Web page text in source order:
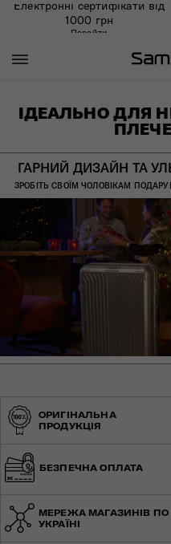
Електронні сертифікати від
1000 грн
Перейти
ІДЕАЛЬНО ДЛЯ
ГАРНИЙ ДИЗАЙН ТА
ЗРОБІТЬ СВОЇМ ЧОЛОВІКАМ
ОРИГІНАЛЬНА
ПРОДУКЦІЯ
БЕЗПЕЧНА ОПЛАТА
МЕРЕЖА МАГАЗИНІВ ПО
УКРАЇНІ